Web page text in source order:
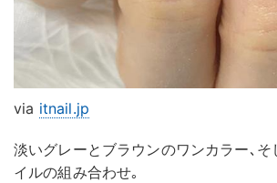
via itnail.jp
淡いグレーとブラウンのワンカラー､そ
イルの組み合わせ｡